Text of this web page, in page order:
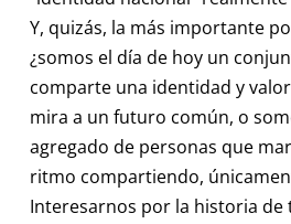
Y, quizás, la más importante
¿somos el día de hoy un
comparte una identidad y
mira a un futuro común, o
agregado de personas que
ritmo compartiendo,
Interesarnos por la historia de